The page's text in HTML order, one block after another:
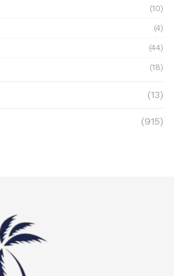
(10)
(4)
(44)
(18)
(13)
(915)